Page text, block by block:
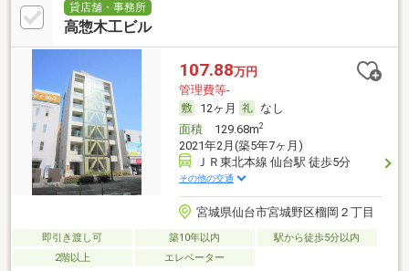
貸店舗・事務所
高惣木工ビル
107.88万円
管理費等-
12ヶ月
なし
面積129.68m2
2021年2月(築5年7ヶ月)
ＪＲ東北本線 仙台駅 徒歩5分
その他の交通
宮城県仙台市宮城野区榴岡２丁目
即引き渡し可 築10年以内
駅から徒歩5分以内
2階以上
エレベーター